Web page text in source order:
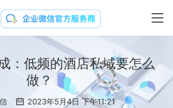
：低频的酒店私域要怎么
做？
2023年5月4日 下午11:21